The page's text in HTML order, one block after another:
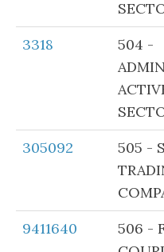
3318
504 -
305092
505 -
9411640
506 -